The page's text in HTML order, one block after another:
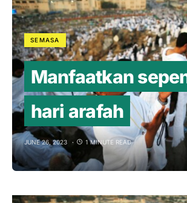
SEMASA
Manfaatkan
hari arafah
JUNE 26, 2023 1 MINUTE READ